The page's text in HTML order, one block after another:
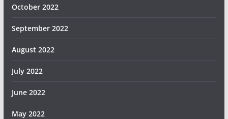
October 2022
September 2022
August 2022
July 2022
June 2022
May 2022